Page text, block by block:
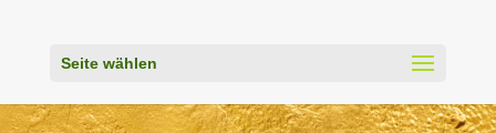
Seite wählen